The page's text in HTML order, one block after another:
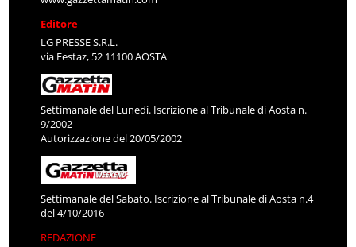
Editore
LG PRESSE S.R.L.
via Festaz, 52 11100 AOSTA
Settimanale del Lunedì. Iscrizione al Tribunale di Aosta n.
9/2002
Autorizzazione del 20/05/2002
Settimanale del Sabato. Iscrizione al Tribunale di Aosta n.4
del 4/10/2016
REDAZIONE